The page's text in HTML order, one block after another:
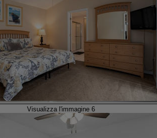
Visualizza l'immagine 6